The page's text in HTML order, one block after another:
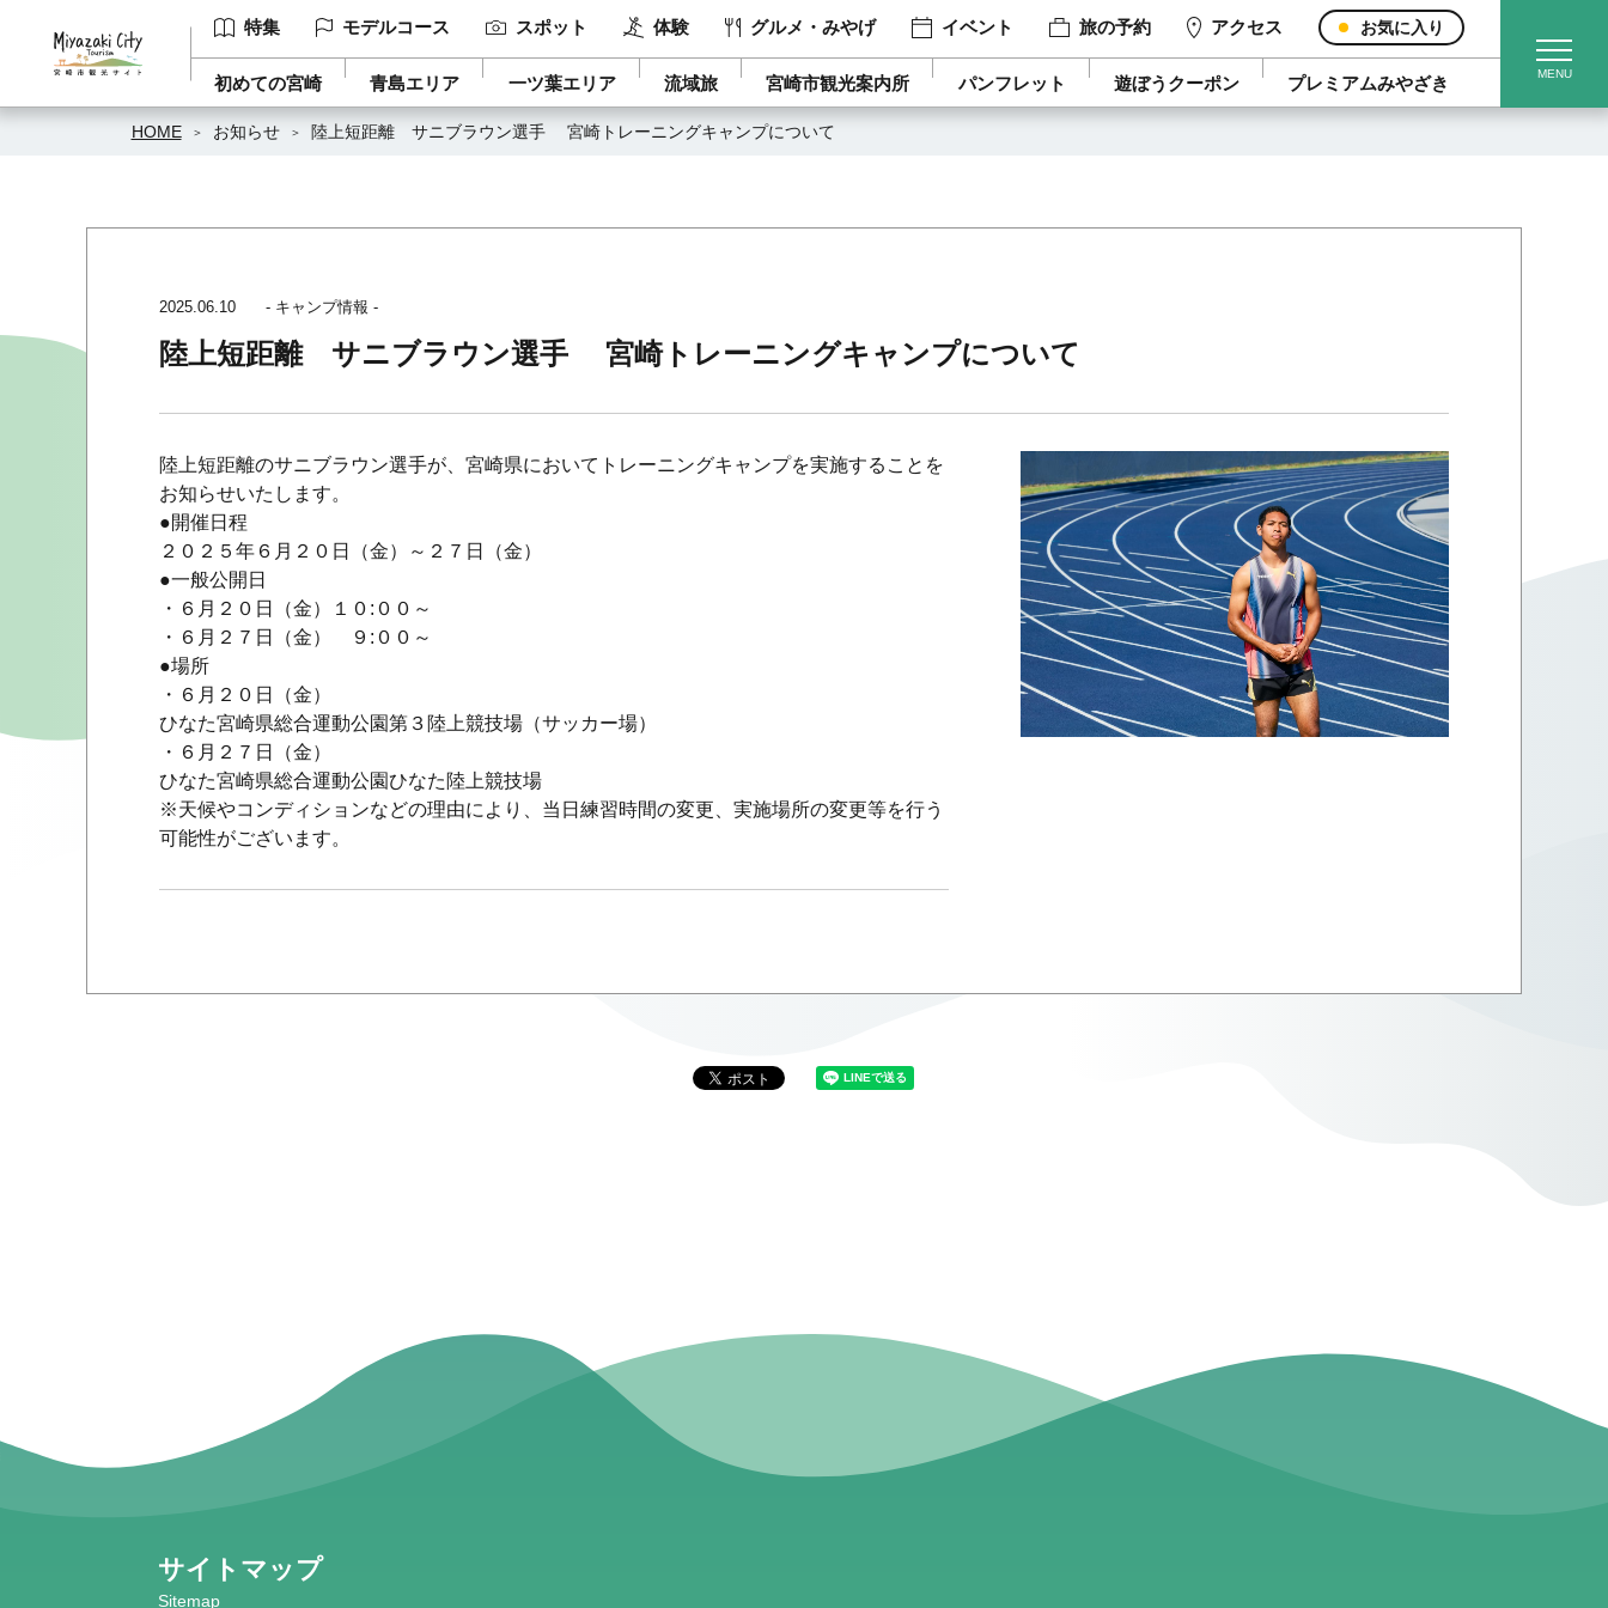
特集 モデルコース スポット 体験 グルメ・みやげ イベント 旅の予約 アクセス お気に入り
初めての宮崎 青島エリア 一ツ葉エリア 流域旅 宮崎市観光案内所 パンフレット 遊ぼうクーポン プレミアムみやざき
HOME お知らせ 陸上短距離 サニブラウン選手 宮崎トレーニングキャンプについて
2025.06.10 - キャンプ情報 -
陸上短距離 サニブラウン選手 宮崎トレーニングキャンプについて
陸上短距離のサニブラウン選手が、宮崎県においてトレーニングキャンプを実施することを
お知らせいたします。
●開催日程
２０２５年６月２０日（金）～２７日（金）
●一般公開日
・６月２０日（金）１０:００～
・６月２７日（金） ９:００～
●場所
・６月２０日（金）
ひなた宮崎県総合運動公園第３陸上競技場（サッカー場）
・６月２７日（金）
ひなた宮崎県総合運動公園ひなた陸上競技場
※天候やコンディションなどの理由により、当日練習時間の変更、実施場所の変更等を行う
可能性がございます。
サイトマップ